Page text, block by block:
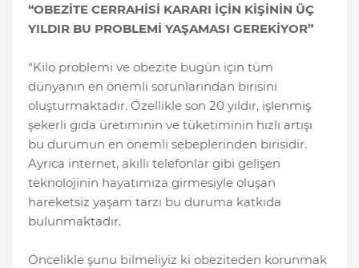
“OBEZİTE CERRAHİSİ KARARI İÇİN KİŞİNİN ÜÇ
YILDIR BU PROBLEMİ YAŞAMASI GEREKİYOR”
“Kilo problemi ve obezite bugün için tüm
dünyanın en önemli sorunlarından birisini
oluşturmaktadır. Özellikle son 20 yıldır, işlenmiş
şekerli gıda üretiminin ve tüketiminin hızlı artışı
bu durumun en önemli sebeplerinden birisidir.
Ayrıca internet, akıllı telefonlar gibi gelişen
teknolojinin hayatımıza girmesiyle oluşan
hareketsiz yaşam tarzı bu duruma katkıda
bulunmaktadır.
Öncelikle şunu bilmeliyiz ki obeziteden korunmak